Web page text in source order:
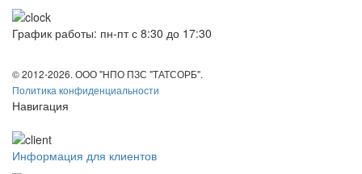
График работы: пн-пт с 8:30 до 17:30
© 2012-2026. ООО "НПО ПЗС "ТАТСОРБ".
Политика конфиденциальности
Навигация
Информация для клиентов